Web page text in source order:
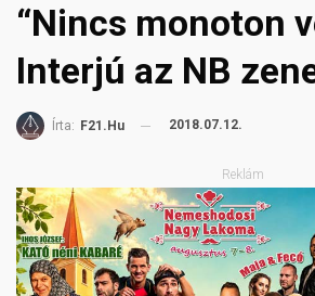
“Nincs monoton
Interjú az NB
Írta: F21.hu 2018.07.12.
Reklám